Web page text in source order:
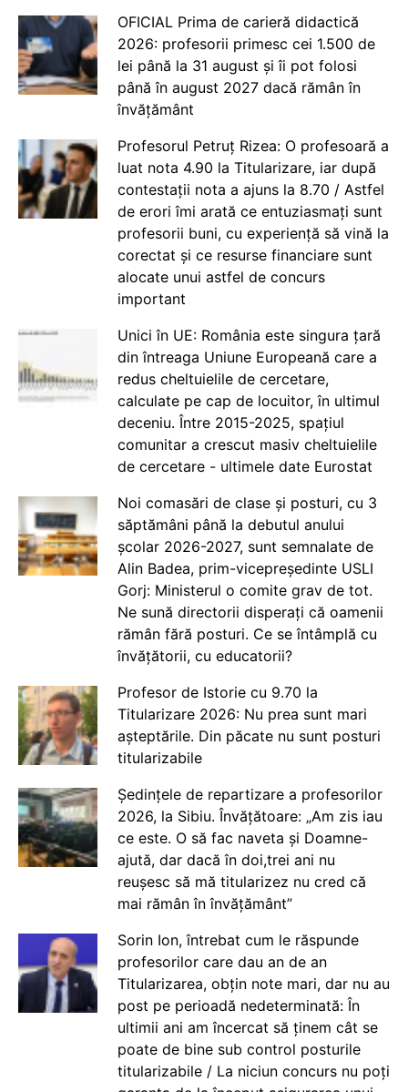
OFICIAL Prima de carieră didactică
2026: profesorii primesc cei 1.500 de
lei până la 31 august și îi pot folosi
până în august 2027 dacă rămân în
învățământ
Profesorul Petruț Rizea: O profesoară a
luat nota 4.90 la Titularizare, iar după
contestații nota a ajuns la 8.70 / Astfel
de erori îmi arată ce entuziasmați sunt
profesorii buni, cu experiență să vină la
corectat și ce resurse financiare sunt
alocate unui astfel de concurs
important
Unici în UE: România este singura țară
din întreaga Uniune Europeană care a
redus cheltuielile de cercetare,
calculate pe cap de locuitor, în ultimul
deceniu. Între 2015-2025, spațiul
comunitar a crescut masiv cheltuielile
de cercetare - ultimele date Eurostat
Noi comasări de clase și posturi, cu 3
săptămâni până la debutul anului
școlar 2026-2027, sunt semnalate de
Alin Badea, prim-vicepreședinte USLI
Gorj: Ministerul o comite grav de tot.
Ne sună directorii disperați că oamenii
rămân fără posturi. Ce se întâmplă cu
învățătorii, cu educatorii?
Profesor de Istorie cu 9.70 la
Titularizare 2026: Nu prea sunt mari
așteptările. Din păcate nu sunt posturi
titularizabile
Ședințele de repartizare a profesorilor
2026, la Sibiu. Învățătoare: „Am zis iau
ce este. O să fac naveta și Doamne-
ajută, dar dacă în doi,trei ani nu
reușesc să mă titularizez nu cred că
mai rămân în învățământ”
Sorin Ion, întrebat cum le răspunde
profesorilor care dau an de an
Titularizarea, obțin note mari, dar nu au
post pe perioadă nedeterminată: În
ultimii ani am încercat să ținem cât se
poate de bine sub control posturile
titularizabile / La niciun concurs nu poți